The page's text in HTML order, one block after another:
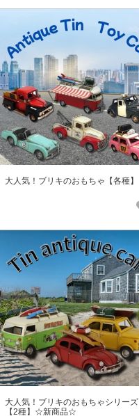
大人気！ブリキのおもちゃ【各種】
大人気！ブリキのおもちゃシリーズ
【2種】☆新商品☆